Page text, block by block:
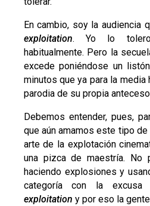
En cambio, soy la audiencia
exploitation. Yo lo
habitualmente. Pero la
excede poniéndose un
minutos que ya para la
parodia de su propia
Debemos entender, pues,
que aún amamos este tipo
arte de la explotación
una pizca de maestría. No
haciendo explosiones y
categoría con la
exploitation y por eso la